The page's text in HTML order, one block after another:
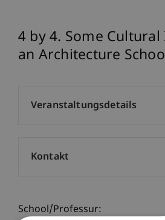
4 by 4. Some
an Architecture
School/Professur:
Veranstaltungsdetails
Kontakt